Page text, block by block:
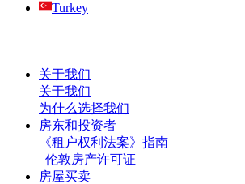
Turkey
关于我们
关于我们
为什么选择我们
房东和投资者
《租户权利法案》指南
伦敦房产许可证
房屋买卖